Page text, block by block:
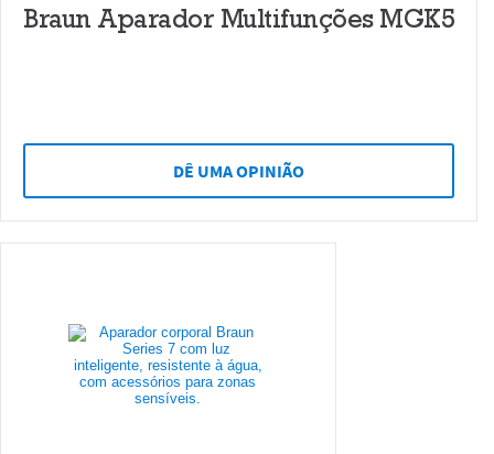
Braun Aparador Multifunções MGK5
DÊ UMA OPINIÃO